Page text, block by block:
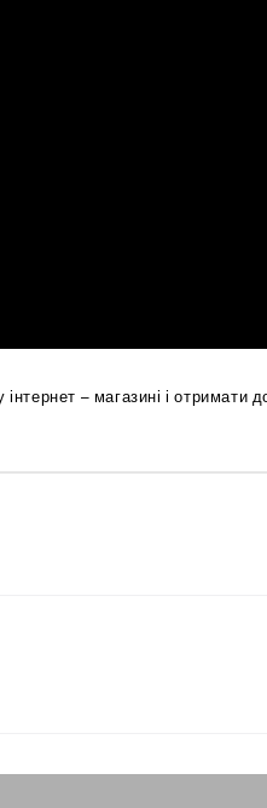
– магазині і отримати